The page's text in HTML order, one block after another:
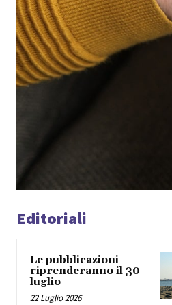
Editoriali
Le pubblicazioni
riprenderanno il 30
luglio
22 Luglio 2026